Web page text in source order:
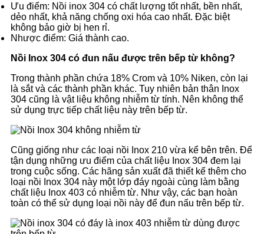
Ưu điểm: Nồi inox 304 có chất lượng tốt nhất, bền nhất,
dẻo nhất, khả năng chống oxi hóa cao nhất. Đặc biệt
không bảo giờ bị hen rỉ.
Nhược điểm: Giá thành cao.
Nồi Inox 304 có đun nấu được trên bếp từ không?
Trong thành phần chứa 18% Crom và 10% Niken, còn lại
là sắt và các thành phần khác. Tuy nhiên bản thân Inox
304 cũng là vật liệu không nhiễm từ tính. Nên không thể
sử dụng trực tiếp chất liệu này trên bếp từ.
Cũng giống như các loại nồi Inox 210 vừa kể bên trên. Để
tận dụng những ưu điểm của chất liệu Inox 304 đem lại
trong cuộc sống. Các hãng sản xuất đã thiết kế thêm cho
loại nồi Inox 304 này một lớp đáy ngoài cùng làm bằng
chất liệu Inox 403 có nhiễm từ. Như vậy, các bạn hoàn
toàn có thể sử dụng loại nồi này để đun nấu trên bếp từ.